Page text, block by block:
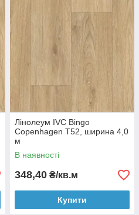
Лінолеум IVC Bingo
Copenhagen T52, ширина 4,0
м
В наявності
348,40 ₴/кв.м
Купити